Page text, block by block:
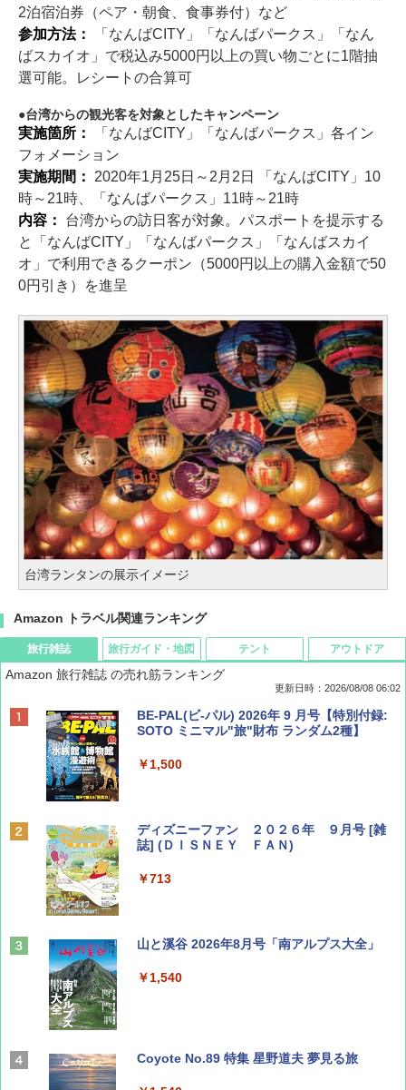
2泊宿泊券（ペア・朝食、食事券付）など
参加方法：
「なんばCITY」「なんばパークス」「なん
ばスカイオ」で税込み5000円以上の買い物ごとに1階抽
選可能。レシートの合算可
台湾からの観光客を対象としたキャンペーン
実施箇所：
「なんばCITY」「なんばパークス」各イン
フォメーション
実施期間： 2020年1月25日～2月2日 「なんばCITY」10
時～21時、「なんばパークス」11時～21時
内容： 台湾からの訪日客が対象。パスポートを提示する
と「なんばCITY」「なんばパークス」「なんばスカイ
オ」で利用できるクーポン（5000円以上の購入金額で50
0円引き）を進呈
台湾ランタンの展示イメージ
Amazon トラベル関連ランキング
旅行雑誌
Amazon 旅行雑誌 の売れ筋ランキング
更新日時：2026/08/08 06:02
BE-PAL(ビ-パル) 2026年 9 月号【特別付録:
SOTO ミニマル"旅"財布 ランダム2種】
￥1,500
ディズニーファン ２０２６年 ９月号 [雑
誌] (ＤＩＳＮＥＹ ＦＡＮ)
￥713
山と溪谷 2026年8月号「南アルプス大全」
￥1,540
Coyote No.89 特集 星野道夫 夢見る旅
旅行ガイド・地図 テント アウトドア